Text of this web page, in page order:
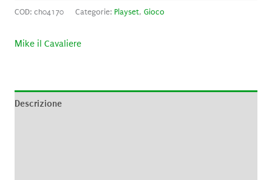
COD: ch04170 Categorie: Playset, Gioco
Mike il Cavaliere
Descrizione